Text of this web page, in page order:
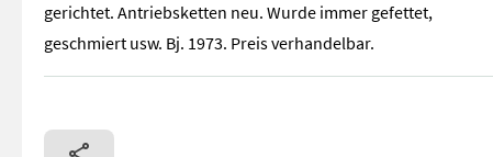
gerichtet. Antriebsketten neu. Wurde immer gefettet,
geschmiert usw. Bj. 1973. Preis verhandelbar.